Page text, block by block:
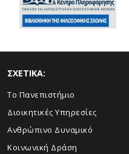
ΣΧΕΤΙΚΑ:
Το Πανεπιστήμιο
Διοικητικές Υπηρεσίες
Ανθρώπινο Δυναμικό
Κοινωνική Δράση